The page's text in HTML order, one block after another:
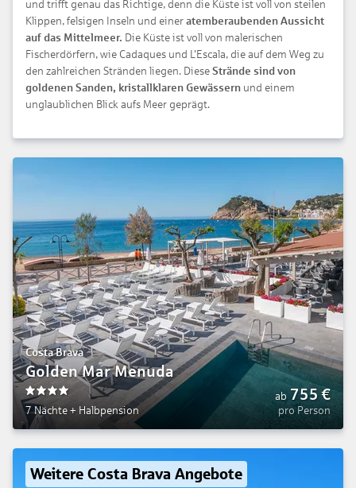
und trifft genau das Richtige, denn die Küste ist voll von steilen
Klippen, felsigen Inseln und einer atemberaubenden Aussicht
auf das Mittelmeer. Die Küste ist voll von malerischen
Fischerdörfern, wie Cadaques und L'Escala, die auf dem Weg zu
den zahlreichen Stränden liegen. Diese Strände sind von
goldenen Sanden, kristallklaren Gewässern und einem
unglaublichen Blick aufs Meer geprägt.
Costa Brava
Golden Mar Menuda
4
7 Nächte + Halbpension
ab 755€
pro Person
Weitere Costa Brava Angebote